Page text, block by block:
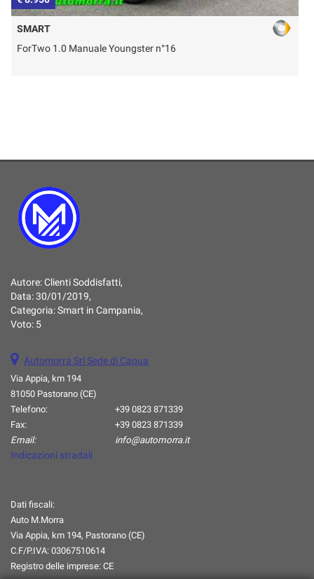
SMART
ForTwo 1.0 Manuale Youngster n°16
Autore:Clienti Soddisfatti,
Data:30/01/2019,
Categoria:Smart in Campania,
Voto: 5
Automorra Srl Sede di Capua
Via Appia, km 194
81050 Pastorano (CE)
Telefono:
+39 0823 871339
Fax:
+39 0823 871339
Email:
info@automorra.it
Indicazioni stradali
Dati fiscali:
Auto M.Morra
Via Appia, km 194, Pastorano (CE)
C.F/P.IVA: 03067510614
Registro delle imprese: CE